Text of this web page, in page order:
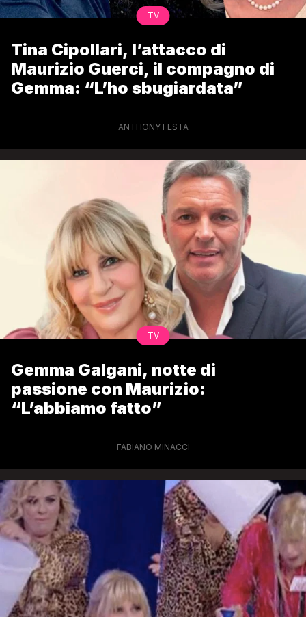
TV
Tina Cipollari, l’attacco di
Maurizio Guerci, il compagno di
Gemma: “L’ho sbugiardata”
ANTHONY FESTA
TV
Gemma Galgani, notte di
passione con Maurizio:
“L’abbiamo fatto”
FABIANO MINACCI